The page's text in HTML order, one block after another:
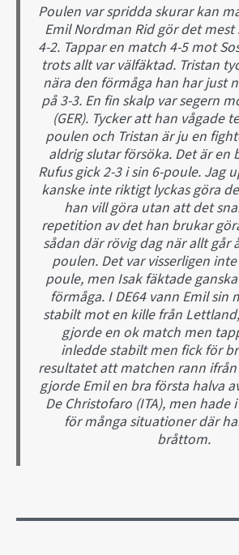
Poulen var spridda skurar kan
Emil Nordman Rid gör det
4-2. Tappar en match 4-5 mot
trots allt var välfäktad. Tristan
nära den förmåga han har just
på 3-3. En fin skalp var segern
(GER). Tycker att han vågade
poulen och Tristan är ju en
aldrig slutar försöka. Det är en
Rufus gick 2-3 i sin 6-poule. Jag
kanske inte riktigt lyckas göra
han vill göra utan att det
repetition av det han brukar
sådan där rövig dag när allt går
poulen. Det var visserligen
poule, men Isak fäktade
förmåga. I DE64 vann Emil sin
stabilt mot en kille från
gjorde en ok match men
inledde stabilt men fick för
resultatet att matchen rann ifrån
gjorde Emil en bra första halva
De Christofaro (ITA), men
för många situationer där
bråttom.